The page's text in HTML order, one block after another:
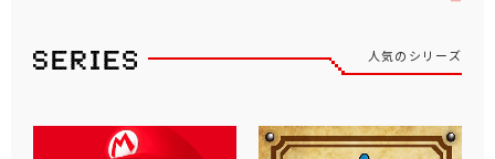
人気のシリーズ